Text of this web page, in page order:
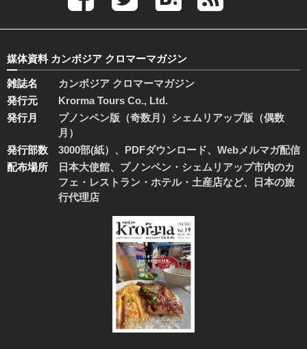
媒体資料 カンボジア クロマーマガジン
雑誌名
カンボジア クロマーマガジン
発行元
Krorma Tours Co., Ltd.
発行月
プノンペン版（奇数月）シェムリアップ版（偶数
月）
発行部数
3000部(紙）、PDFダウンロード、Webメルマガ配信
配布場所
日本大使館、プノンペン・シェムリアップ市内のカ
フェ・レストラン・ホテル・土産店など、日本の旅
行代理店